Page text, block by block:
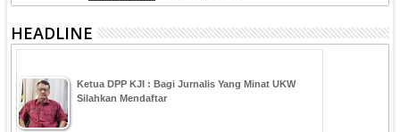
HEADLINE
Ketua DPP KJI : Bagi Jurnalis Yang Minat UKW
Silahkan Mendaftar